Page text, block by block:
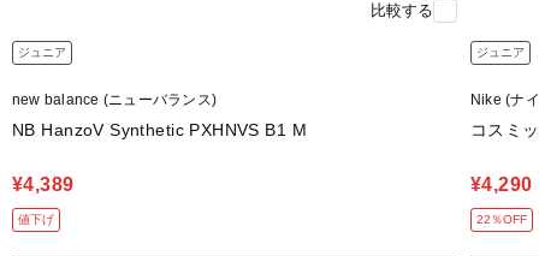
比較する
ジュニア
new balance (ニューバランス)
NB HanzoV Synthetic PXHNVS B1 M
¥4,389
値下げ
ジュニア
Nike (ナ
コスミ
¥4,290
22％OFF